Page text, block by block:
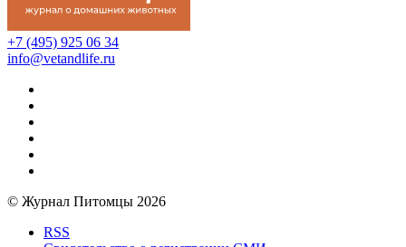
+7 (495) 925 06 34
info@vetandlife.ru
© Журнал Питомцы 2026
RSS